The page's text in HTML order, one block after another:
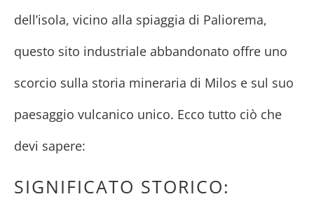
dell’isola, vicino alla spiaggia di Paliorema,
questo sito industriale abbandonato offre uno
scorcio sulla storia mineraria di Milos e sul suo
paesaggio vulcanico unico. Ecco tutto ciò che
devi sapere:
SIGNIFICATO STORICO: